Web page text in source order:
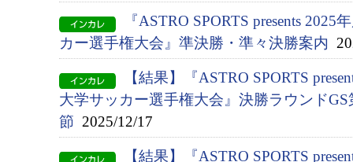
『ASTRO SPORTS presents
カー選手権大会』準決勝・準々決勝案内
【結果】『ASTRO SPORTS
大学サッカー選手権大会』決勝ラウンド
節 2025/12/17
【結果】『ASTRO SPORTS